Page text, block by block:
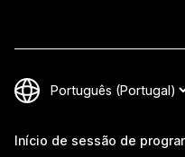
Início de sessão de